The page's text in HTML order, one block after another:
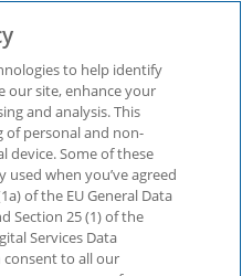
Payee
to help identify
our site, enhance your
and analysis. This
of personal and non-
device. Some of these
when you’ve agreed
of the EU General Data
Section 25 (1) of the
Services Data
consent to all our